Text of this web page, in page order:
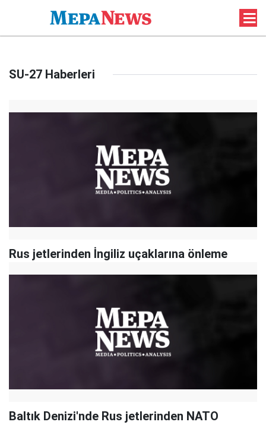
SU-27 Haberleri
Rus jetlerinden İngiliz uçaklarına önleme
Baltık Denizi'nde Rus jetlerinden NATO